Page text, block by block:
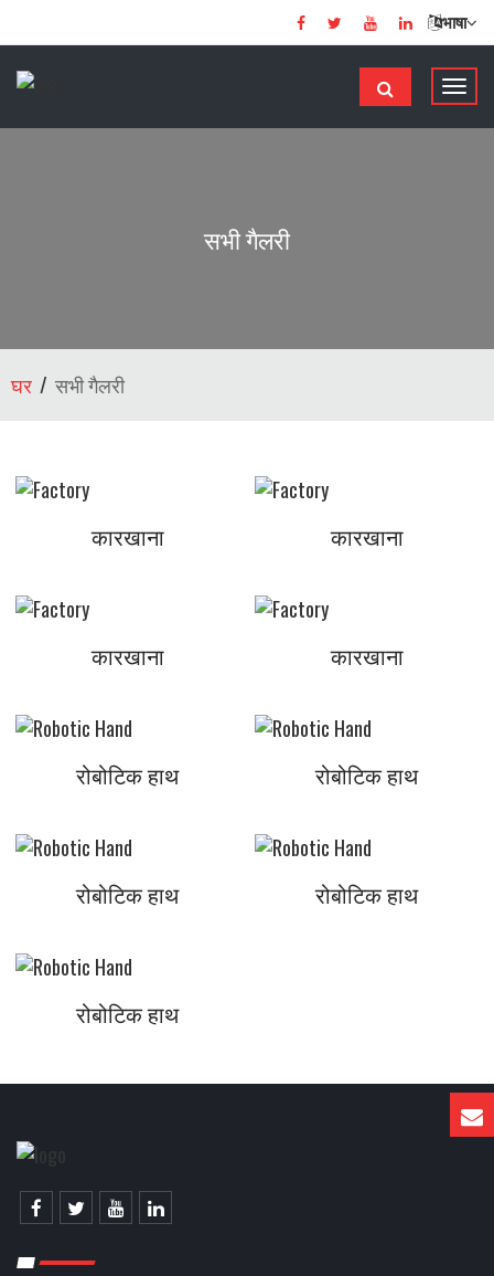
भाषा
टॉ
सभी गैलरी
घर सभी गैलरी
कारखाना कारखाना
कारखाना कारखाना
रोबोटिक हाथ रोबोटिक हाथ
रोबोटिक हाथ रोबोटिक हाथ
रोबोटिक हाथ